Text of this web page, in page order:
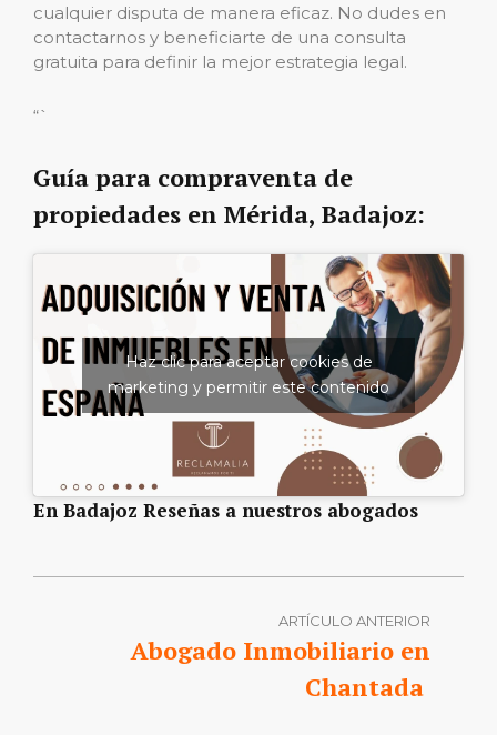
cualquier disputa de manera eficaz. No dudes en
contactarnos y beneficiarte de una consulta
gratuita para definir la mejor estrategia legal.
“`
Guía para compraventa de
propiedades en Mérida, Badajoz:
Haz clic para aceptar cookies de
marketing y permitir este contenido
En Badajoz Reseñas a nuestros abogados
ARTÍCULO ANTERIOR
Abogado Inmobiliario en
Chantada